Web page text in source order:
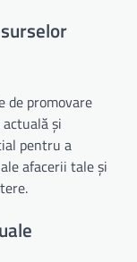
de promovare
și
pentru a
afacerii tale și